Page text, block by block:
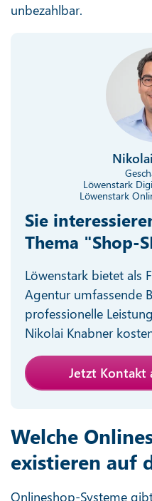
unbezahlbar.
Löwenstark
Löwenstark
Sie
Thema "Shop-
Löwenstark bietet als
Agentur umfassende
professionelle
Nikolai Knabner
Jetzt Kontakt
Welche
existieren auf
Onlineshop-Systeme